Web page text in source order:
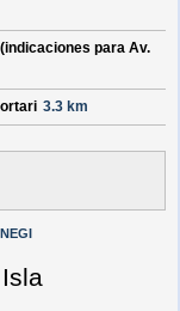
(indicaciones para Av.
3.3 km